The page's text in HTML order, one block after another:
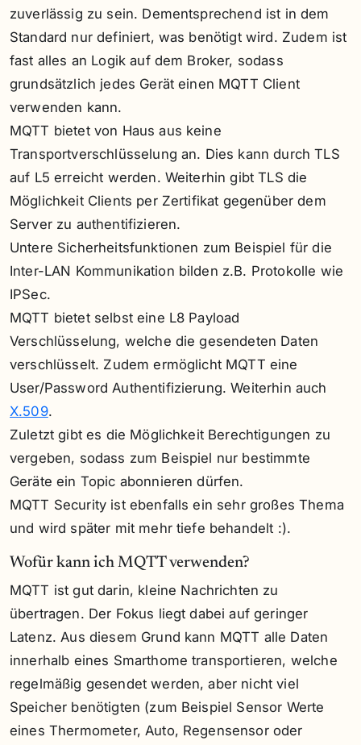
zuverlässig zu sein. Dementsprechend ist in dem
Standard nur definiert, was benötigt wird. Zudem ist
fast alles an Logik auf dem Broker, sodass
grundsätzlich jedes Gerät einen MQTT Client
verwenden kann.
MQTT bietet von Haus aus keine
Transportverschlüsselung an. Dies kann durch TLS
auf L5 erreicht werden. Weiterhin gibt TLS die
Möglichkeit Clients per Zertifikat gegenüber dem
Server zu authentifizieren.
Untere Sicherheitsfunktionen zum Beispiel für die
Inter-LAN Kommunikation bilden z.B. Protokolle wie
IPSec.
MQTT bietet selbst eine L8 Payload
Verschlüsselung, welche die gesendeten Daten
verschlüsselt. Zudem ermöglicht MQTT eine
User/Password Authentifizierung. Weiterhin auch
X.509.
Zuletzt gibt es die Möglichkeit Berechtigungen zu
vergeben, sodass zum Beispiel nur bestimmte
Geräte ein Topic abonnieren dürfen.
MQTT Security ist ebenfalls ein sehr großes Thema
und wird später mit mehr tiefe behandelt :).
Wofür kann ich MQTT verwenden?
MQTT ist gut darin, kleine Nachrichten zu
übertragen. Der Fokus liegt dabei auf geringer
Latenz. Aus diesem Grund kann MQTT alle Daten
innerhalb eines Smarthome transportieren, welche
regelmäßig gesendet werden, aber nicht viel
Speicher benötigten (zum Beispiel Sensor Werte
eines Thermometer, Auto, Regensensor oder